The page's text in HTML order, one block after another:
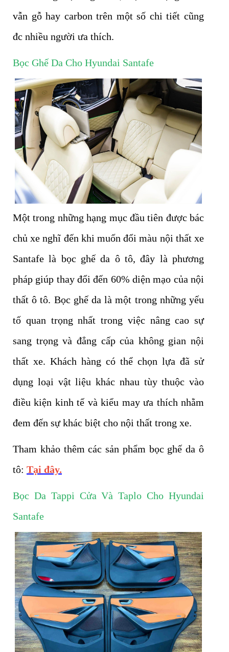
vẫn gỗ hay carbon trên một số chi tiết cũng
đc nhiều người ưa thích.
Bọc Ghế Da Cho Hyundai Santafe
Một trong những hạng mục đầu tiên được bác
chủ xe nghĩ đến khi muốn đổi màu nội thất xe
Santafe là bọc ghế da ô tô, đây là phương
pháp giúp thay đổi đến 60% diện mạo của nội
thất ô tô. Bọc ghế da là một trong những yếu
tố quan trọng nhất trong việc nâng cao sự
sang trọng và đẳng cấp của không gian nội
thất xe. Khách hàng có thể chọn lựa đã sử
dụng loại vật liệu khác nhau tùy thuộc vào
điều kiện kinh tế và kiểu may ưa thích nhằm
đem đến sự khác biệt cho nội thất trong xe.
Tham khảo thêm các sản phẩm bọc ghế da ô
tô: Tại đây.
Bọc Da Tappi Cửa Và Taplo Cho Hyundai
Santafe